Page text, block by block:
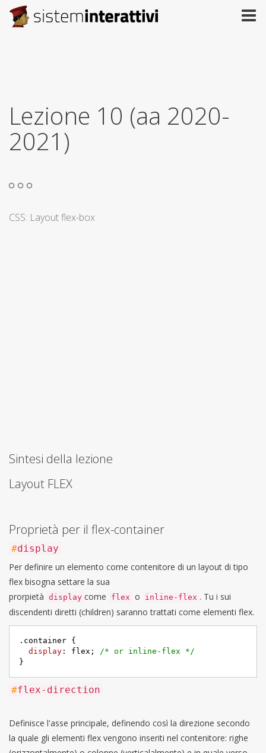
Lezione 10 (aa 2020-
2021)
CSS: Layout flex-box
Sintesi della lezione
Layout FLEX
Proprietà per il flex-container
#display
Per definire un elemento come contenitore di un layout di tipo
flex bisogna settare la sua
prorpietà display come flex o inline-flex . Tu i sui
discendenti diretti (children) saranno trattati come elementi flex.
.container {
display : flex; /* or inline-flex */
}
#flex-direction
Definisce l'asse principale, definendo così la direzione secondo
la quale gli elementi flex vengono inseriti nel contenitore: righe